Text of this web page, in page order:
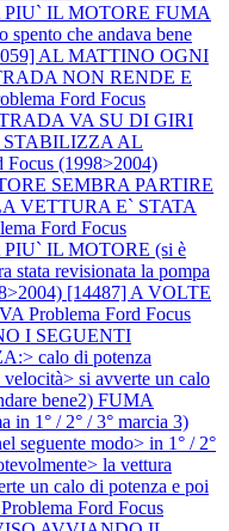
PIU` IL MOTORE FUMA
che andava bene
AL MATTINO OGNI
NON RENDE E
Ford Focus
VA SU DI GIRI
STABILIZZA AL
Focus (1998>2004)
SEMBRA PARTIRE
VETTURA E` STATA
Ford Focus
IL MOTORE (si è
stata revisionata la pompa
[14487] A VOLTE
Problema Ford Focus
I SEGUENTI
calo di potenza
si avverte un calo
bene2) FUMA
1° / 2° / 3° marcia 3)
seguente modo> in 1° / 2°
la vettura
un calo di potenza e poi
Problema Ford Focus